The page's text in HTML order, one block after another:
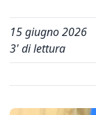
15 giugno 2026
3' di lettura